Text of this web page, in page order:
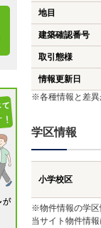
地目
建築確認番号
取引態様
情報更新日
※各種情報と差異
学区情報
小学校区
※物件情報の学区
当サイト物件情